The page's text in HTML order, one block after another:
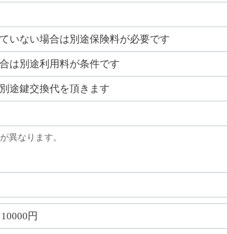
いない場合は別途保険料が必要です
は別途利用料が条件です
途鍵交換代を頂きます
異なります。
円